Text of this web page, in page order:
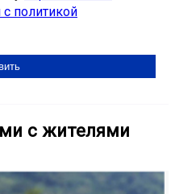
политикой
с жителями